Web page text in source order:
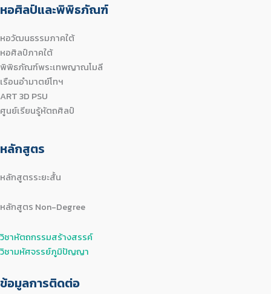
หอศิลป์และพิพิธภัณฑ์
หอวัฒนธรรมภาคใต้
หอศิลป์ภาคใต้
พิพิธภัณฑ์พระเทพญาณโมลี
เรือนอำมาตย์โทฯ
ART 3D PSU
ศูนย์เรียนรู้หัตถศิลป์
หลักสูตร
หลักสูตรระยะสั้น
หลักสูตร Non-Degree
วิชาหัตถกรรมสร้างสรรค์
วิชามหัศจรรย์ภูมิปัญญา
ข้อมูลการติดต่อ